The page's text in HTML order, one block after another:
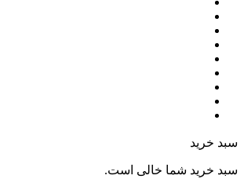
سبد خرید
سبد خرید شما خالی است.